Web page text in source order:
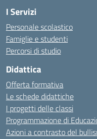
I Servizi
Personale scolastico
Famiglie e studenti
Percorsi di studio
Didattica
Offerta formativa
Le schede didattiche
I progetti delle classi
Programmazione di
Azioni a contrasto del